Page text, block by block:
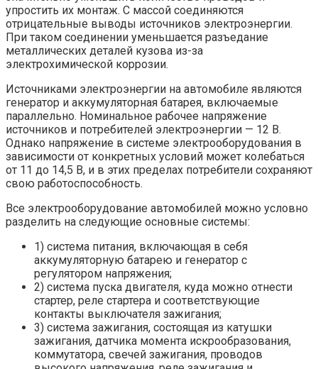
упростить их монтаж. С массой соединяются
отрицательные выводы источников электроэнергии.
При таком соединении уменьшается разъедание
металлических деталей кузова из-за
электрохимической коррозии.
Источниками электроэнергии на автомобиле являются
генератор и аккумуляторная батарея, включаемые
параллельно. Номинальное рабочее напряжение
источников и потребителей электроэнергии — 12 В.
Однако напряжение в системе электрооборудования в
зависимости от конкретных условий может колебаться
от 11 до 14,5 В, и в этих пределах потребители сохраняют
свою работоспособность.
Все электрооборудование автомобилей можно условно
разделить на следующие основные системы:
1) система питания, включающая в себя
аккумуляторную батарею и генератор с
регулятором напряжения;
2) система пуска двигателя, куда можно отнести
стартер, реле стартера и соответствующие
контакты выключателя зажигания;
3) система зажигания, состоящая из катушки
зажигания, датчика момента искрообразования,
коммутатора, свечей зажигания, проводов